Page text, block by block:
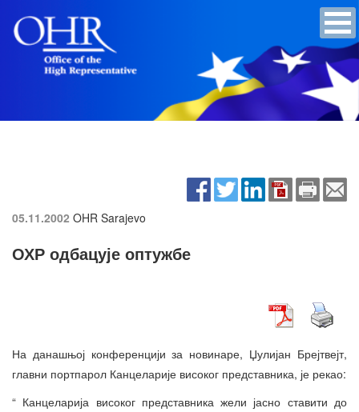
05.11.2002 OHR Sarajevo
ОХР одбацује оптужбе
На данашњој конференцији за новинаре, Џулијан Брејтвејт,
главни портпарол Канцеларије високог представника, је рекао:
“ Канцеларија високог представника жели јасно ставити до